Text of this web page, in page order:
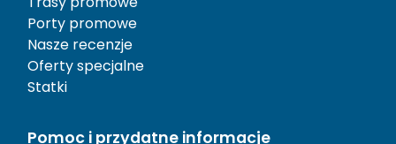
Porty promowe
Nasze recenzje
Oferty specjalne
Statki
Pomoc i przydatne informacje